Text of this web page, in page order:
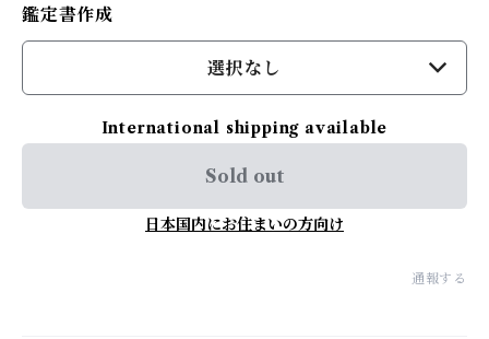
鑑定書作成
選択なし
International shipping available
Sold out
日本国内にお住まいの方向け
通報する